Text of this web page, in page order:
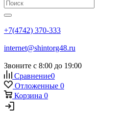
+7(4742) 370-333
internet@shintorg48.ru
Звоните с 8:00 до 19:00
Сравнение0
Отложенные 0
Корзина 0